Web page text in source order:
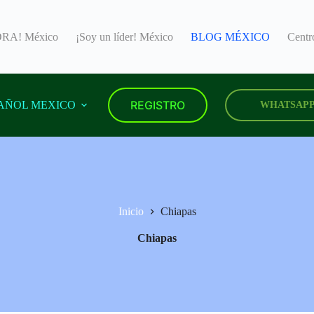
México ¡Soy un líder! México BLOG MÉXICO
MEXICO REGISTRO WHATSAPP
Inicio Chiapas
Chiapas